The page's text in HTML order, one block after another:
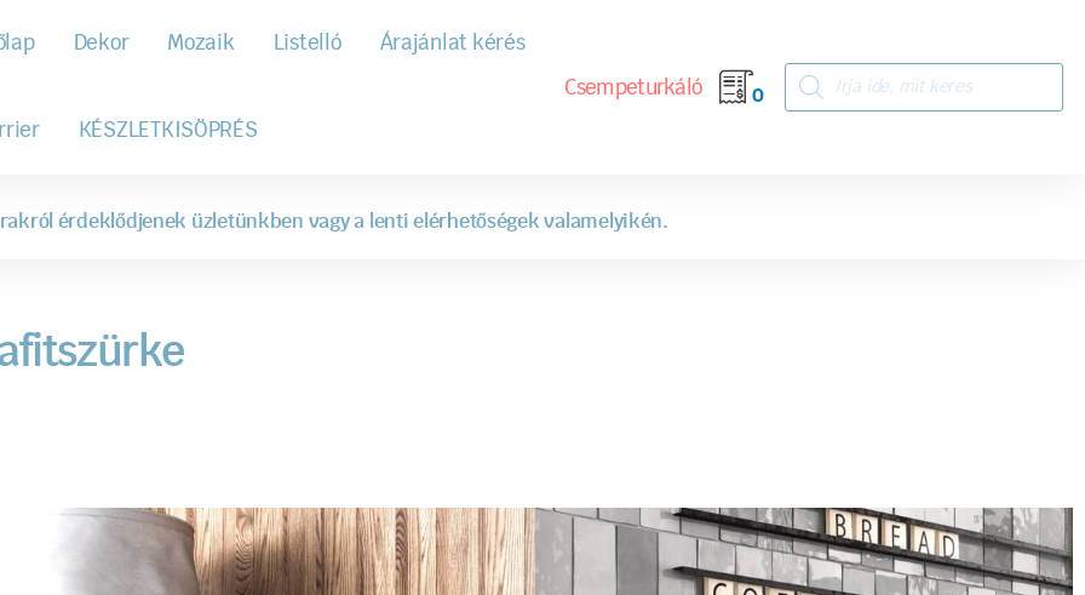
Dekor Mozaik Listelló Árajánlat kérés
KÉSZLETKISÖPRÉS
Csempeturkáló 0
érdeklődjenek üzletünkben vagy a lenti elérhetőségek valamelyikén.